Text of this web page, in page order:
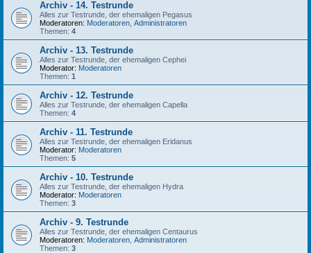
Archiv - 14. Testrunde
Alles zur Testrunde, der ehemaligen Pegasus
Moderatoren: Moderatoren Administratoren
Themen: 4
Archiv - 13. Testrunde
Alles zur Testrunde, der ehemaligen Cephei
Moderator: Moderatoren
Themen: 1
Archiv - 12. Testrunde
Alles zur Testrunde, der ehemaligen Capella
Themen: 4
Archiv - 11. Testrunde
Alles zur Testrunde, der ehemaligen Eridanus
Moderator: Moderatoren
Themen: 5
Archiv - 10. Testrunde
Alles zur Testrunde, der ehemaligen Hydra
Moderator: Moderatoren
Themen: 3
Archiv - 9. Testrunde
Alles zur Testrunde, der ehemaligen Centaurus
Moderatoren: Moderatoren Administratoren
Themen: 3